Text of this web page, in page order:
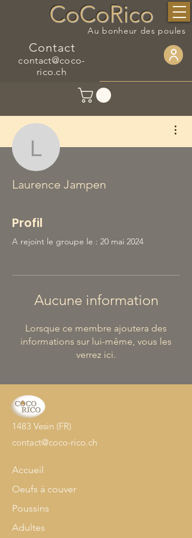
CoCoRico
Au bonheur des poules
Contact
contact@coco-
rico.ch
Laurence
Laurence Jampen
Profil
A rejoint le groupe le : 20 mai 2024
Aucune information
Lorsque ce membre ajoutera des
informations sur lui-même, vous les
verrez ici.
1483 Vesin (FR)
contact@coco-rico.ch
Accueil
Oeufs à couver
Poussins
Adultes